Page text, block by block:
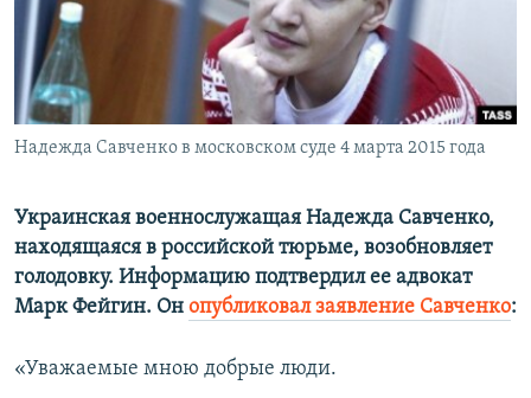
ПОБЕДИТЕЛЕЙ НЕ СУДЯТ?
КРЫМ.НЕПОКОРЕННЫЙ
ELIFBE
УКРАИНСКАЯ ПРОБЛЕМА КРЫМА
ПРИСОЕДИНЯЙТЕСЬ!
Надежда Савченко в московском суде 4 марта 2015 года
Украинская военнослужащая Надежда Савченко,
находящаяся в российской тюрьме, возобновляет
голодовку. Информацию подтвердил ее адвокат
Марк Фейгин. Он опубликовал заявление Савченко:
«Уважаемые мною добрые люди.